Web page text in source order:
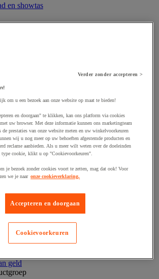
en showtas
interactief weergavesysteem
en verrekijker
apparatuur
en accessoires
en Blu-ray
geld
Verder zonder accepteren >
om u een bezoek aan onze website op maat te bieden!
en doorgaan" te klikken, kan ons platform via cookies
uw browser. Met deze informatie kunnen ons marketingteam
de prestaties van onze website meten en uw winkelvoorkeuren
wij u nog meer op uw behoeften afgestemde producten en
reclame aanbieden. Als u meer wilt weten over de doeleinden
type cookie, klikt u op "Cookievoorkeuren".
je bezoek zonder cookies voort te zetten, mag dat ook! Voor
we je naar onze cookieverklaring.
Accepteren en doorgaan
Cookievoorkeuren